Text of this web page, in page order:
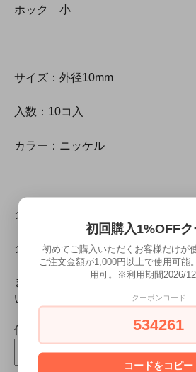
ホック 小
サイズ：外径10mm
入数：10コ入
カラー：ニッケル
クリックポスト(メール便)選択可。
クリックポスト(メール便)は、代金
また、不達・紛失等、郵便事故の
いませんので、ご了承願います。
個数
初回購入1%OFF
初めてご購入いただくお客様だけが
ご注文金額が1,000円以上で使用可能
用可。※利用期間2026/
クーポンコード
534261
コードをコピー